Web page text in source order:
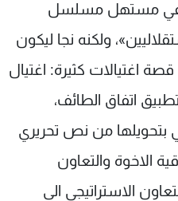
في مستهل مسلسل
ولكنه نجا ليكون
اغتيالات كثيرة: اغتيال
اتفاق الطائف،
بتحويلها من نص تحريري
الاخوة والتعاون
الاستراتيجي الى